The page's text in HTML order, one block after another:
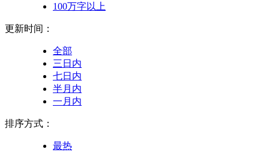
100万字以上
更新时间：
全部
三日内
七日内
半月内
一月内
排序方式：
最热